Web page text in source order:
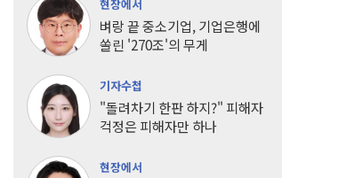
현장에서
벼랑 끝 중소기업, 기업은행에
쏠린 '270조'의 무게
기자수첩
"돌려차기 한판 하지?" 피해자
걱정은 피해자만 하나
현장에서